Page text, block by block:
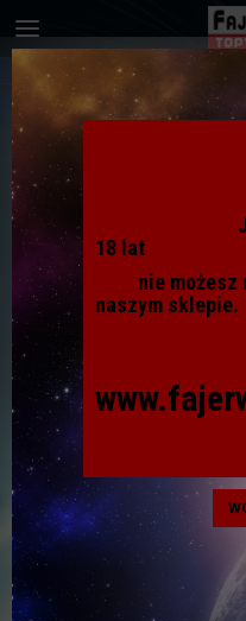
Jeśli nie
18 lat
nie możesz
naszym sklepie.
ŚWIECZKI
Cyferki
Cyferki